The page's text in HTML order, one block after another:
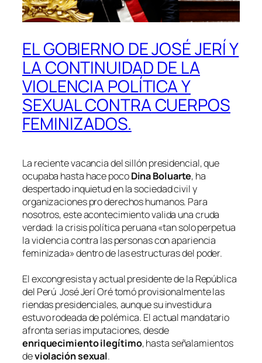
EL GOBIERNO DE JOSÉ JERÍ Y
LA CONTINUIDAD DE LA
VIOLENCIA POLÍTICA Y
SEXUAL CONTRA CUERPOS
FEMINIZADOS.
La reciente vacancia del sillón presidencial, que
ocupaba hasta hace pocoDina Boluarte, ha
despertado inquietud en la sociedad civil y
organizaciones pro derechos humanos. Para
nosotros, este acontecimiento valida una cruda
verdad: la crisis política peruana «tan solo perpetua
la violencia contra las personas con apariencia
feminizada» dentro de las estructuras del poder.
El excongresista y actual presidente de la República
del Perú José Jerí Oré tomó provisionalmente las
riendas presidenciales, aunque su investidura
estuvo rodeada de polémica. El actual mandatario
afronta serias imputaciones, desde
enriquecimiento ilegítimo, hasta señalamientos
deviolación sexual.